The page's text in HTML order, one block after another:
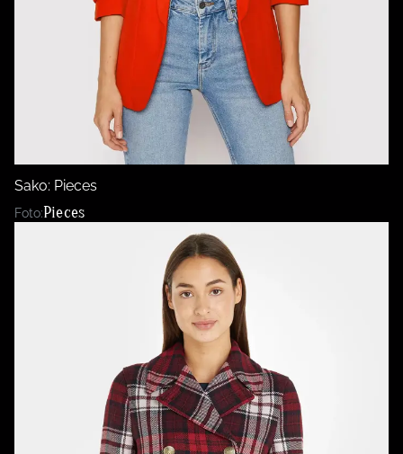
Sako: Pieces
Foto:Pieces